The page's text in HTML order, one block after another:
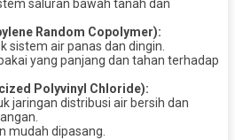
saluran bawah tanah dan
Random Copolymer):
sistem air panas dan dingin.
yang panjang dan tahan terhadap
Polyvinyl Chloride):
jaringan distribusi air bersih dan
mudah dipasang.